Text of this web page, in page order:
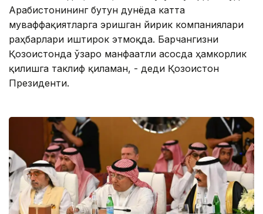
Арабистонининг бутун дунёда катта
муваффақиятларга эришган йирик компаниялари
раҳбарлари иштирок этмоқда. Барчангизни
Қозоғистонда ўзаро манфаатли асосда ҳамкорлик
қилишга таклиф қиламан, - деди Қозоғистон
Президенти.